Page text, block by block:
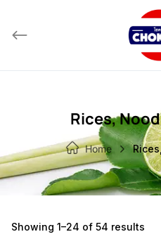
content
Rices,
Home
Showing 1–24 of 54 results